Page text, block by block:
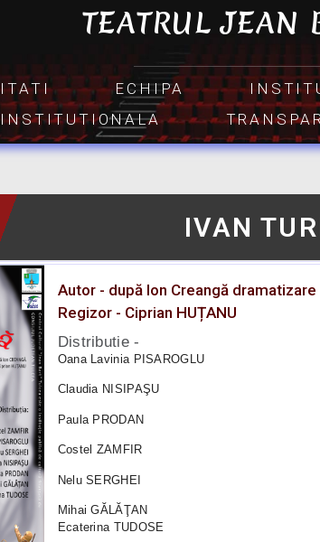
TEATRUL JEAN
ECHIPA
IVAN
Autor - după Ion Creangă dramatizare
Regizor - Ciprian HUȚANU
Distributie -
Oana Lavinia PISAROGLU
Claudia NISIPAŞU
Paula PRODAN
Costel ZAMFIR
Nelu SERGHEI
Mihai GĂLĂŢAN
Ecaterina TUDOSE